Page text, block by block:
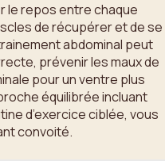
le repos entre chaque
de récupérer et de se
abdominal peut
prévenir les maux de
pour un ventre plus
équilibrée incluant
d’exercice ciblée, vous
convoité.